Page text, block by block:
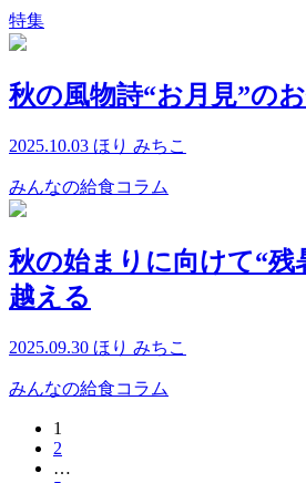
特集
秋の風物詩“お月見”の
2025.10.03 ほり みちこ
みんなの給食コラム
秋の始まりに向けて“残
越える
2025.09.30 ほり みちこ
みんなの給食コラム
1
2
…